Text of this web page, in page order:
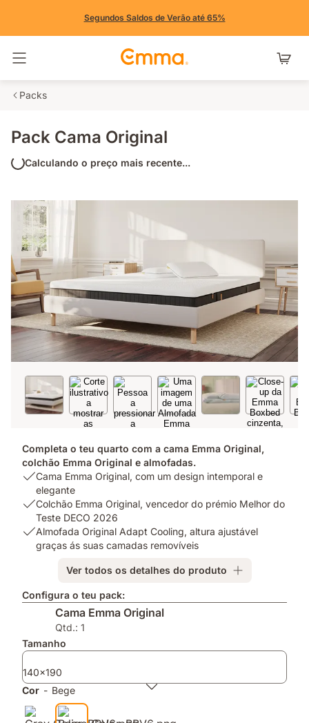
Segundos Saldos de Verão até 65%
Packs
Pack Cama Original
Calculando o preço mais recente...
Completa o teu quarto com a cama Emma Original,
colchão Emma Original e almofadas.
USP
Cama
Emma
Original,
com
e
elegante
Cama Emma Original, com um design intemporal e
elegante
USP
Colchão
Emma
prémio
Teste
DECO
2026
Colchão Emma Original, vencedor do prémio Melhor do
Teste DECO 2026
USP
Cooling,
ajustável
graças
ás
suas
camadas
removíveis
Almofada Original Adapt Cooling, altura ajustável
graças ás suas camadas removíveis
Ver todos os detalhes do produto
Configura o teu pack:
Cama Emma Original
Qtd.: 1
Tamanho
140x190
Cor - Bege